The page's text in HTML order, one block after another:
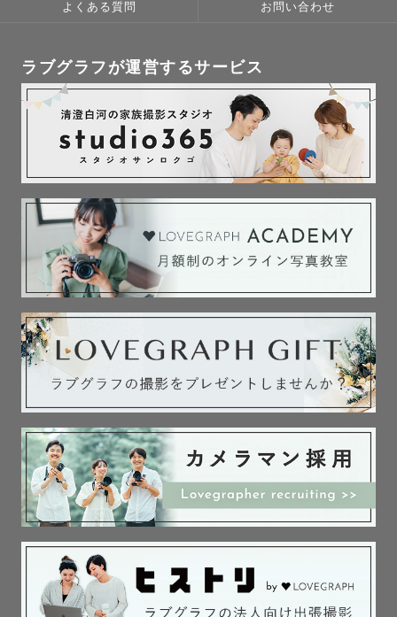
よくある質問 お問い合わせ
ラブグラフが運営するサービス